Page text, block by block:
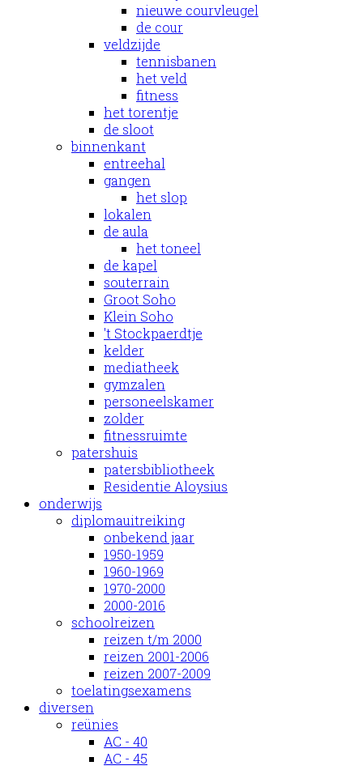
nieuwe courvleugel
de cour
veldzijde
tennisbanen
het veld
fitness
het torentje
de sloot
binnenkant
entreehal
gangen
het slop
lokalen
de aula
het toneel
de kapel
souterrain
Groot Soho
Klein Soho
't Stockpaerdtje
kelder
mediatheek
gymzalen
personeelskamer
zolder
fitnessruimte
patershuis
patersbibliotheek
Residentie Aloysius
onderwijs
diplomauitreiking
onbekend jaar
1950-1959
1960-1969
1970-2000
2000-2016
schoolreizen
reizen t/m 2000
reizen 2001-2006
reizen 2007-2009
toelatingsexamens
diversen
reünies
AC - 40
AC - 45